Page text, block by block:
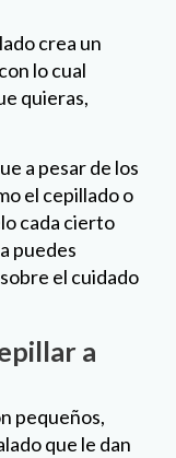
crea un
lo cual
quieras,
a pesar de los
el cepillado o
cada cierto
puedes
el cuidado
a
pequeños,
que le dan